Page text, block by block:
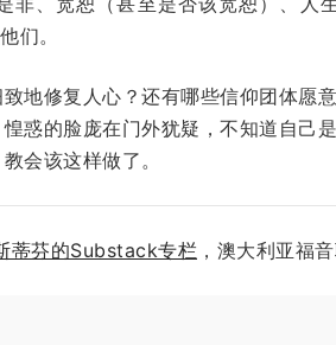
们。
地修复人心？还有哪些信仰团体愿
惑的脸庞在门外犹疑，不知道自己
会该这样做了。
蒂芬的Substack专栏 ，澳大利亚福